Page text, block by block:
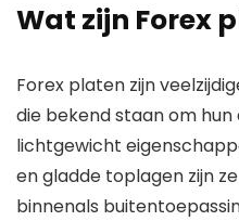
Wat zijn Forex
Forex platen zijn
die bekend staan om
lichtgewicht
en gladde toplagen zijn
binnenals